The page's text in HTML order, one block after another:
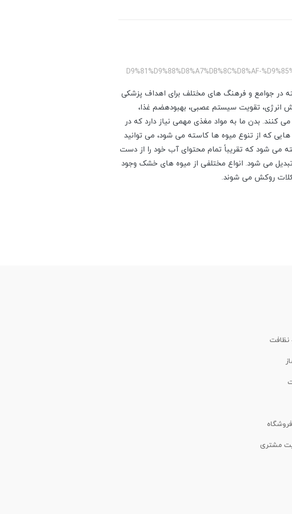
جوامع و فرهنگ های مختلف برای اهداف پزشکی
انرژی، تقویت سیستم عصبی، بهبودهضم غذا،
کنند. بدن ما به مواد مغذی مهمی نیاز دارد که در
که از تنوع میوه ها کاسته می شود، می توانید
می شود که تقریباً تمام محتوای آب خود را از دست
می شود. انواع مختلفی از میوه های خشک وجود
روکش می شوند.
مشتری